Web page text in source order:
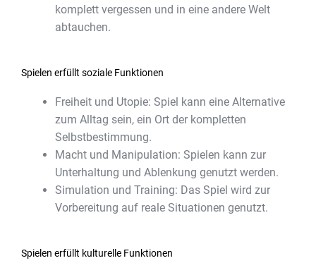
komplett vergessen und in eine andere Welt
abtauchen.
Spielen erfüllt soziale Funktionen
Freiheit und Utopie: Spiel kann eine Alternative
zum Alltag sein, ein Ort der kompletten
Selbstbestimmung.
Macht und Manipulation: Spielen kann zur
Unterhaltung und Ablenkung genutzt werden.
Simulation und Training: Das Spiel wird zur
Vorbereitung auf reale Situationen genutzt.
Spielen erfüllt kulturelle Funktionen